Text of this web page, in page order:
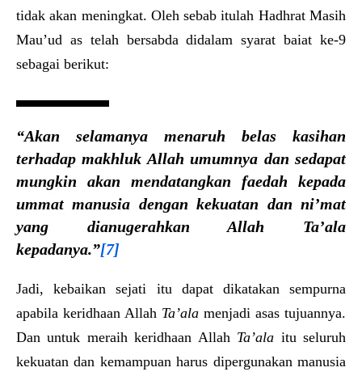
tidak akan meningkat. Oleh sebab itulah Hadhrat Masih
Mau’ud as telah bersabda didalam syarat baiat ke-9
sebagai berikut:
“Akan selamanya menaruh belas kasihan
terhadap makhluk Allah umumnya dan sedapat
mungkin akan mendatangkan faedah kepada
ummat manusia dengan kekuatan dan ni’mat
yang dianugerahkan Allah Ta’ala
kepadanya.”[7]
Jadi, kebaikan sejati itu dapat dikatakan sempurna
apabila keridhaan Allah Ta’ala menjadi asas tujuannya.
Dan untuk meraih keridhaan Allah Ta’ala itu seluruh
kekuatan dan kemampuan harus dipergunakan manusia